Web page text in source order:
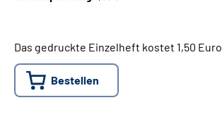
Online-Services
Suche
Das gedruckte Einzelheft kostet 1,50 Euro
Bestellen